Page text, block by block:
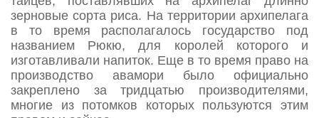
зерновые сорта риса. На территории архипелага
в то время располагалось государство под
названием Рюкю, для королей которого и
изготавливали напиток. Еще в то время право на
производство авамори было официально
закреплено за тридцатью производителями,
многие из потомков которых пользуются этим